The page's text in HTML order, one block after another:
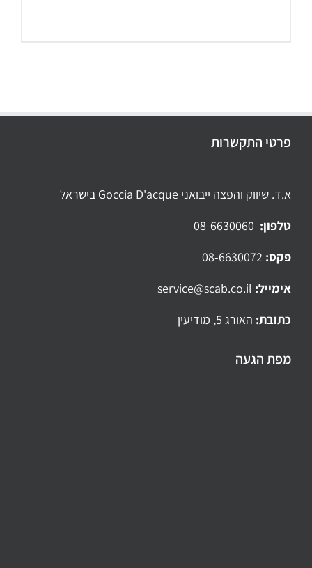
פרטי התקשרות
א.ד. שיווק והפצה ייבואני Goccia D'acque בישראל
טלפון:
פקס:
אימייל:
כתובת: האורג 5, מודיעין
מפת הגעה